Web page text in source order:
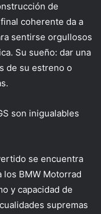
de
coherente da a
sentirse orgullosos
Su sueño: dar una
de su estreno o
son inigualables
se encuentra
los BMW Motorrad
y capacidad de
supremas